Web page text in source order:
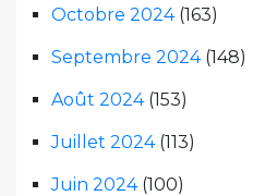
Octobre 2024(163)
Septembre 2024(148)
Août 2024(153)
Juillet 2024(113)
Juin 2024(100)